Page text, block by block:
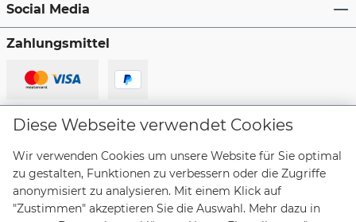
Social Media
Zahlungsmittel
Lieferanten
Diese Webseite verwendet Cookies
Wir verwenden Cookies um unsere Website für Sie optimal
zu gestalten, Funktionen zu verbessern oder die Zugriffe
anonymisiert zu analysieren. Mit einem Klick auf
"Zustimmen" akzeptieren Sie die Auswahl. Mehr dazu in